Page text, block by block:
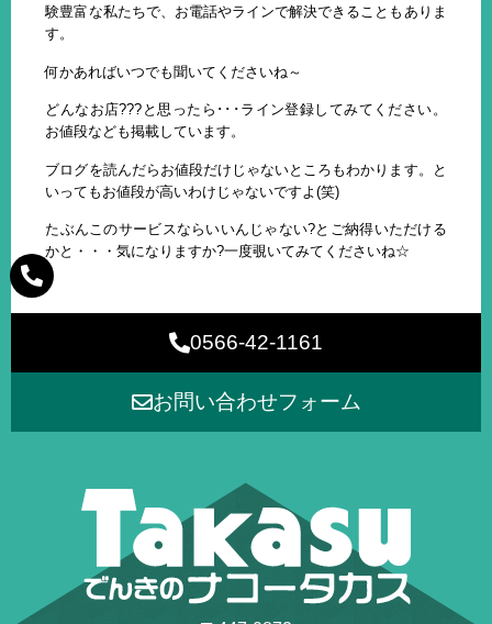
験豊富な私たちで、お電話やラインで解決できることもありま
す。
何かあればいつでも聞いてくださいね～
どんなお店???と思ったら･･･ライン登録してみてください。
お値段なども掲載しています。
ブログを読んだらお値段だけじゃないところもわかります。と
いってもお値段が高いわけじゃないですよ(笑)
たぶんこのサービスならいいんじゃない?とご納得いただける
かと・・・気になりますか?一度覗いてみてくださいね☆
0566-42-1161
お問い合わせフォーム